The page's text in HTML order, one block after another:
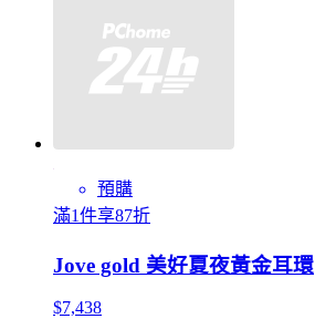
預購
滿1件享87折
Jove gold 美好夏夜黃金耳環
$7,438